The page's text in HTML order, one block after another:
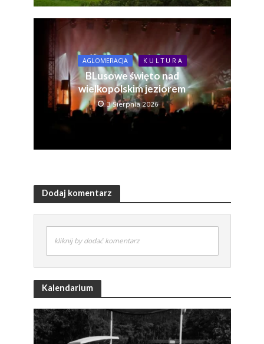
AGLOMERACJA K U L T U R A
BLusowe święto nad
wielkopolskim jeziorem
3 Sierpnia 2026
Dodaj komentarz
kliknij by dodać komentarz
Kalendarium